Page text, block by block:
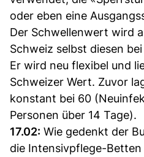
oder eben eine
Der Schwellenwert wird
Schweiz selbst diesen
Er wird neu flexibel und
Schweizer Wert. Zuvor
konstant bei 60
Personen über 14 Tage).
17.02: Wie gedenkt der
die Intensivpflege-Betten